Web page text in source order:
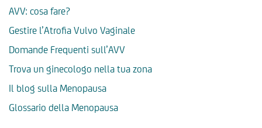
AVV: cosa fare?
Gestire l’Atrofia Vulvo Vaginale
Domande Frequenti sull’AVV
Trova un ginecologo nella tua zona
Il blog sulla Menopausa
Glossario della Menopausa